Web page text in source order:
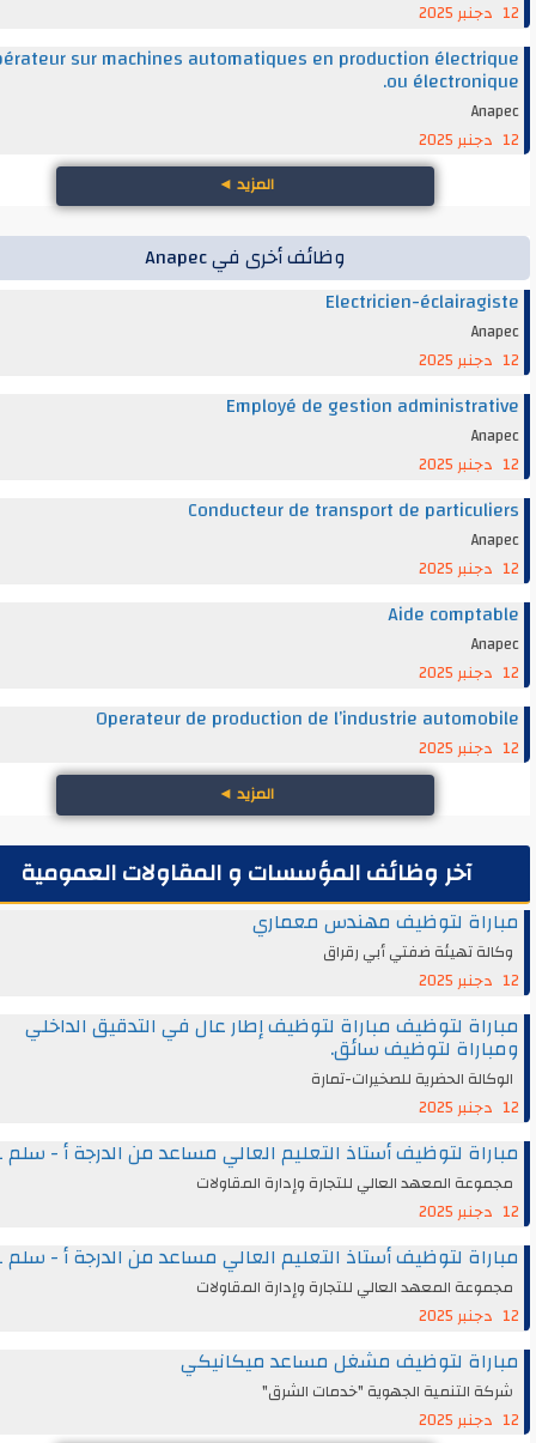
Opérateur sur machines automatiques en production
ou
◄
وظائف أخرى في Anapec
Electricien-
Employé de gestion
Conducteur de transport de
Aide
Operateur de production de l’industrie
◄
آخر وظائف المؤسسات و المقاولات العمومية
لتوظيف مهندس معماري
تهيئة ضفتي أبي رقراق
لتوظيف مباراة لتوظيف إطار عال في التدقيق الداخلي
لتوظيف سائق.
الحضرية للصخيرات-تمارة
لتوظيف أستاذ التعليم العالي مساعد من الدرجة أ - سلم 11
المعهد العالي للتجارة وإدارة المقاولات
لتوظيف أستاذ التعليم العالي مساعد من الدرجة أ - سلم 11
المعهد العالي للتجارة وإدارة المقاولات
لتوظيف مشغل مساعد ميكانيكي
التنمية الجهوية "خدمات الشرق"